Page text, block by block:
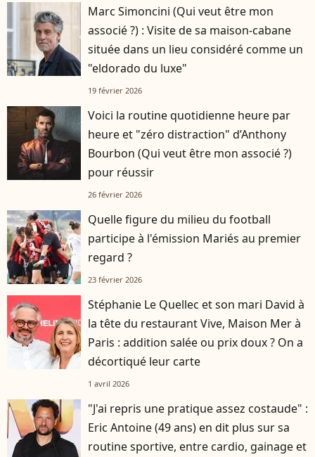
Marc Simoncini (Qui veut être mon
associé ?) : Visite de sa maison-cabane
située dans un lieu considéré comme un
"eldorado du luxe"
19 février 2026
Voici la routine quotidienne heure par
heure et "zéro distraction" d’Anthony
Bourbon (Qui veut être mon associé ?)
pour réussir
26 février 2026
Quelle figure du milieu du football
participe à l'émission Mariés au premier
regard ?
23 février 2026
Stéphanie Le Quellec et son mari David à
la tête du restaurant Vive, Maison Mer à
Paris : addition salée ou prix doux ? On a
décortiqué leur carte
1 avril 2026
"J'ai repris une pratique assez costaude" :
Eric Antoine (49 ans) en dit plus sur sa
routine sportive, entre cardio, gainage et